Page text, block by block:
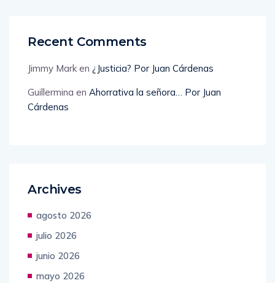
Recent Comments
Jimmy Mark en ¿Justicia? Por Juan Cárdenas
Guillermina en Ahorrativa la señora… Por Juan
Cárdenas
Archives
agosto 2026
julio 2026
junio 2026
mayo 2026